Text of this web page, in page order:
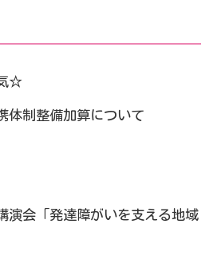
☆
体制整備加算について
演会「発達障がいを支える地域